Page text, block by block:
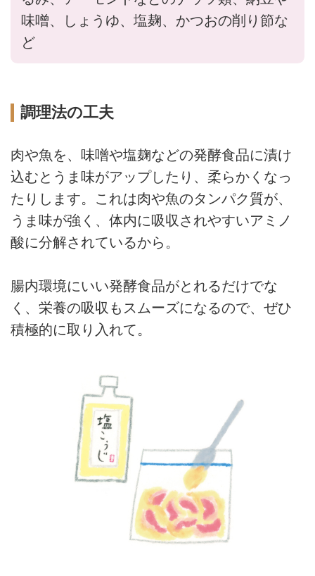
味噌、しょうゆ、塩麹、かつおの削り節な
ど
調理法の工夫
肉や魚を、味噌や塩麹などの発酵食品に漬け
込むとうま味がアップしたり、柔らかくなっ
たりします。これは肉や魚のタンパク質が、
うま味が強く、体内に吸収されやすいアミノ
酸に分解されているから。
腸内環境にいい発酵食品がとれるだけでな
く、栄養の吸収もスムーズになるので、ぜひ
積極的に取り入れて。